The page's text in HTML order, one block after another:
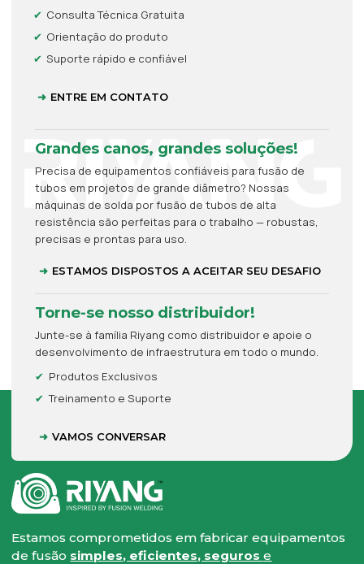
Consulta Técnica Gratuita
Orientação do produto
Suporte rápido e confiável
ENTRE EM CONTATO
Grandes canos, grandes soluções!
Precisa de equipamentos confiáveis para fusão de
tubos em projetos de grande diâmetro? Nossas
máquinas de solda por fusão de tubos de alta
resistência são perfeitas para o trabalho — robustas,
precisas e prontas para uso.
ESTAMOS DISPOSTOS A ACEITAR SEU DESAFIO
Torne-se nosso distribuidor!
Junte-se à família Riyang como distribuidor e apoie o
desenvolvimento de infraestrutura em todo o mundo.
Produtos Exclusivos
Treinamento e Suporte
VAMOS CONVERSAR
Estamos comprometidos em fabricar equipamentos
de fusão simples, eficientes, segurose